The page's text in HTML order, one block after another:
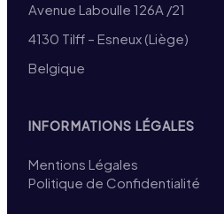
Avenue Laboulle 126A /21
4130 Tilff – Esneux (Liège)
Belgique
INFORMATIONS LÉGALES
Mentions Légales
Politique de Confidentialité